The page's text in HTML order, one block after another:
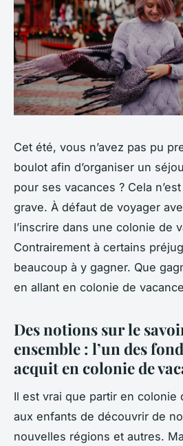
Cet été, vous n’avez pas pu
boulot afin d’organiser un
pour ses vacances ? Cela
grave. À défaut de voyager
l’inscrire dans une colonie de
Contrairement à certains
beaucoup à y gagner. Que
en allant en colonie de
Des notions sur le
ensemble : l’un des
acquit en colonie de
Il est vrai que partir en colonie
aux enfants de découvrir de
nouvelles régions et autres.